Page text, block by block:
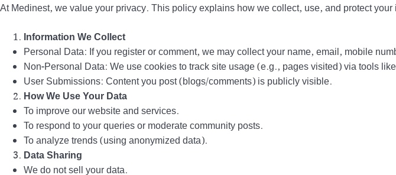
At Medinest, we value your privacy. This policy explains how we collect, use, and protect
Information We Collect
Personal Data: If you register or comment, we may collect your name, email, mobile
Non-Personal Data: We use cookies to track site usage (e.g., pages visited) via tools
User Submissions: Content you post (blogs/comments) is publicly visible.
How We Use Your Data
To improve our website and services.
To respond to your queries or moderate community posts.
To analyze trends (using anonymized data).
Data Sharing
We do not sell your data.